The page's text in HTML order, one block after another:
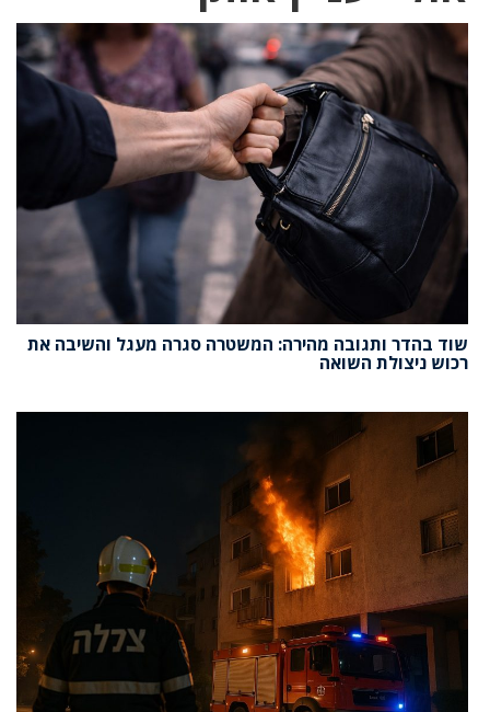
שוד בהדר ותגובה מהירה: המשטרה סגרה מעגל והשיבה את
רכוש ניצולת השואה